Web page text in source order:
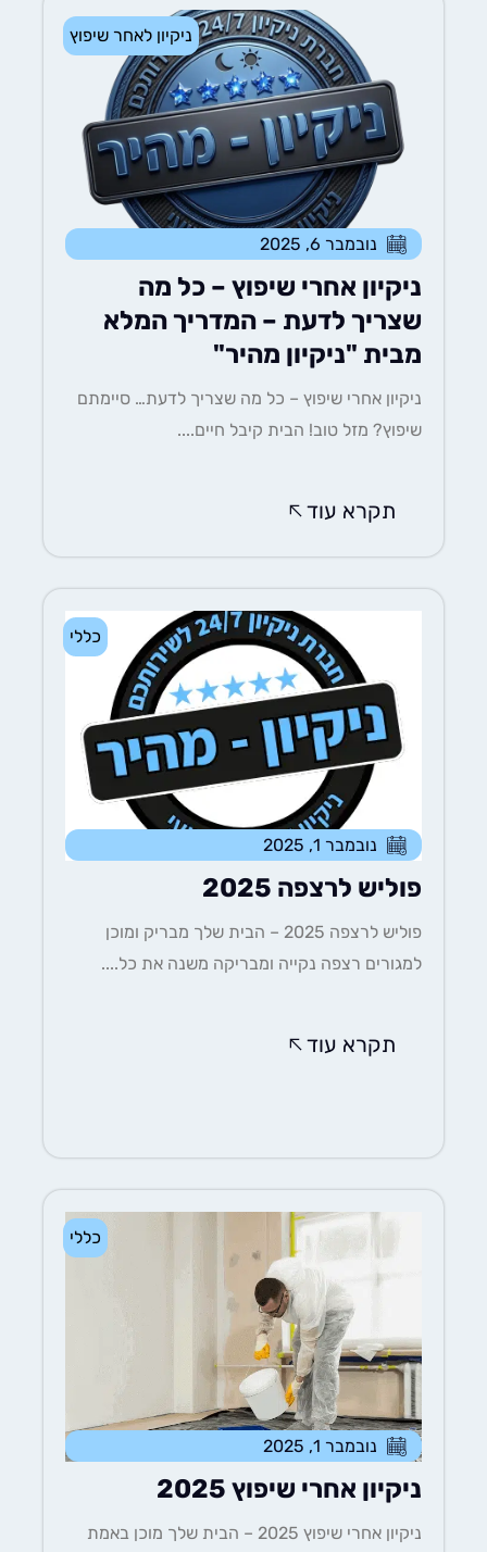
ניקיון לאחר שיפוץ
נובמבר 6, 2025
ניקיון אחרי שיפוץ – כל מה
שצריך לדעת – המדריך המלא
מבית "ניקיון מהיר"
ניקיון אחרי שיפוץ – כל מה שצריך לדעת… סיימתם
שיפוץ? מזל טוב! הבית קיבל חיים....
תקרא עוד
כללי
נובמבר 1, 2025
פוליש לרצפה 2025
פוליש לרצפה 2025 – הבית שלך מבריק ומוכן
למגורים רצפה נקייה ומבריקה משנה את כל....
תקרא עוד
נובמבר 1, 2025
ניקיון אחרי שיפוץ 2025
ניקיון אחרי שיפוץ 2025 – הבית שלך מוכן באמת